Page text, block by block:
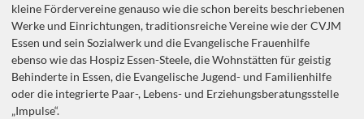
kleine Fördervereine genauso wie die schon bereits beschriebenen
Werke und Einrichtungen, traditionsreiche Vereine wie der CVJM
Essen und sein Sozialwerk und die Evangelische Frauenhilfe
ebenso wie das Hospiz Essen-Steele, die Wohnstätten für geistig
Behinderte in Essen, die Evangelische Jugend- und Familienhilfe
oder die integrierte Paar-, Lebens- und Erziehungsberatungsstelle
„Impulse“.